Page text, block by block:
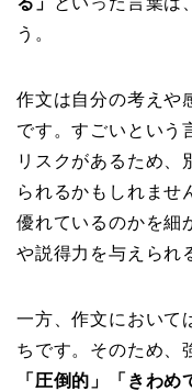
う。
作文は自分の考えや
です。すごいという
リスクがあるため、
られるかもしれませ
優れているのかを細
や説得力を与えられ
一方、作文において
ちです。そのため、
「圧倒的」「きわめ